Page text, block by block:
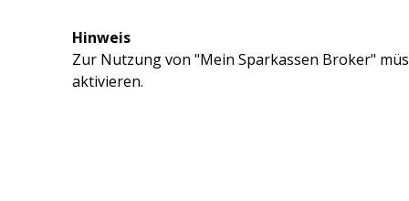
Hinweis
Zur Nutzung von "Mein Sparkassen Broker"
aktivieren.